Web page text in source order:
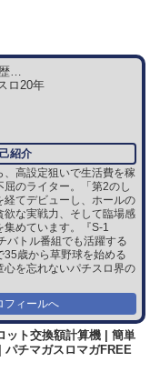
…
ロ20年
、高設定狙いで生活費を稼
屈のライター。「第2のし
てデビューし、ホールの
な実戦力、そして臨場感
めています。『S-1
バトル番組でも活躍する
歳から草野球を始める
心を忘れないパチスロ界の
フィールへ
ット交換額計算機 | 簡単
パチマガスロマガFREE